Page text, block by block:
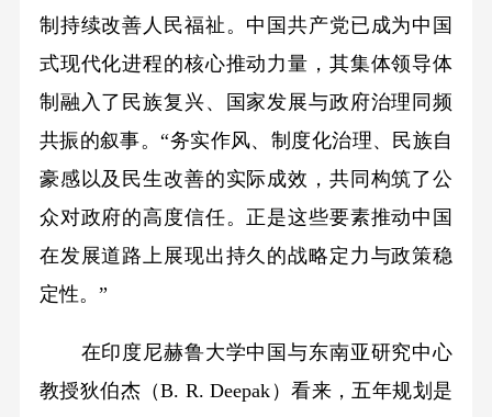
制持续改善人民福祉。中国共产党已成为中国
式现代化进程的核心推动力量，其集体领导体
制融入了民族复兴、国家发展与政府治理同频
共振的叙事。“务实作风、制度化治理、民族自
豪感以及民生改善的实际成效，共同构筑了公
众对政府的高度信任。正是这些要素推动中国
在发展道路上展现出持久的战略定力与政策稳
定性。”
在印度尼赫鲁大学中国与东南亚研究中心
教授狄伯杰（B. R. Deepak）看来，五年规划是